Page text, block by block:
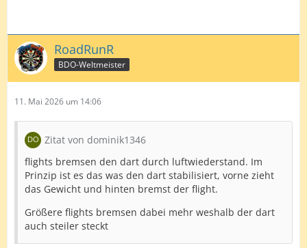
RoadRunR
BDO-Weltmeister
11. Mai 2026 um 14:06
Zitat von dominik1346
flights bremsen den dart durch luftwiederstand. Im
Prinzip ist es das was den dart stabilisiert, vorne zieht
das Gewicht und hinten bremst der flight.
Größere flights bremsen dabei mehr weshalb der dart
auch steiler steckt